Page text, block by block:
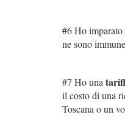
#6 Ho
ne sono
#7 Ho una
il costo di una
Toscana o un